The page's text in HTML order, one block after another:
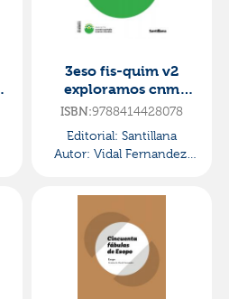
3eso fis-quim v2
exploramos cnm
ed26·e.s.o..3er curso
ISBN:9788414428078
Editorial: Santillana
Autor: Vidal Fernandez,